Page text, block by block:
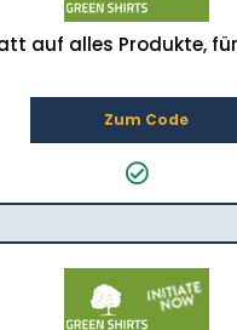
auf alles Produkte,
Zum Code